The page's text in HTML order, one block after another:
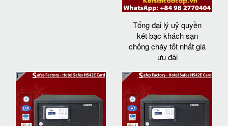
Tổng đại lý uỷ quyền
két bạc khách sạn
chống cháy tốt nhất giá
ưu đãi